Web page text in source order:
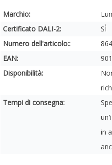
Marchio:
Certificato DALI-2:
SÌ
Numero dell'articolo::
EAN:
Disponibilità:
Tempi di consegna:
in